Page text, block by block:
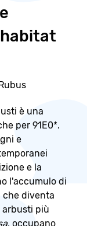
è una
per 91E0*.
e
e la
l'accumulo di
diventa
arbusti più
, occupano